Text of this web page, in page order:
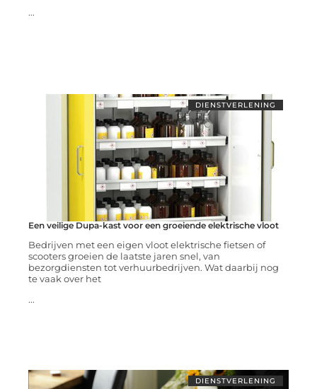
...
DIENSTVERLENING
Een veilige Dupa-kast voor een groeiende elektrische vloot
Bedrijven met een eigen vloot elektrische fietsen of
scooters groeien de laatste jaren snel, van
bezorgdiensten tot verhuurbedrijven. Wat daarbij nog
te vaak over het
...
DIENSTVERLENING